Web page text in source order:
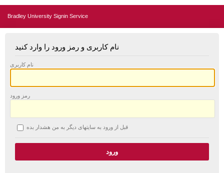
Bradley University Signin Service
نام کاربری و رمز ورود را وارد کنید
نام کاربری
رمز ورود
قبل از ورود به سایتهای دیگر به من هشدار بده